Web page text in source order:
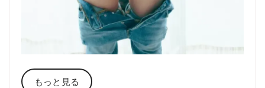
もっと見る